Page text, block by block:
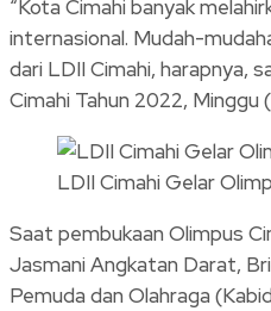
“Kota Cimahi banyak
internasional. Mudah-
dari LDII Cimahi, harapnya,
Cimahi Tahun 2022,
LDII Cimahi Gelar
Saat pembukaan Olimpus
Jasmani Angkatan Darat,
Pemuda dan Olahraga